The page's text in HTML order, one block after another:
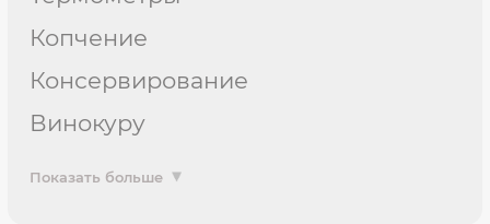
копчение
консервирование
винокуру
Показать больше